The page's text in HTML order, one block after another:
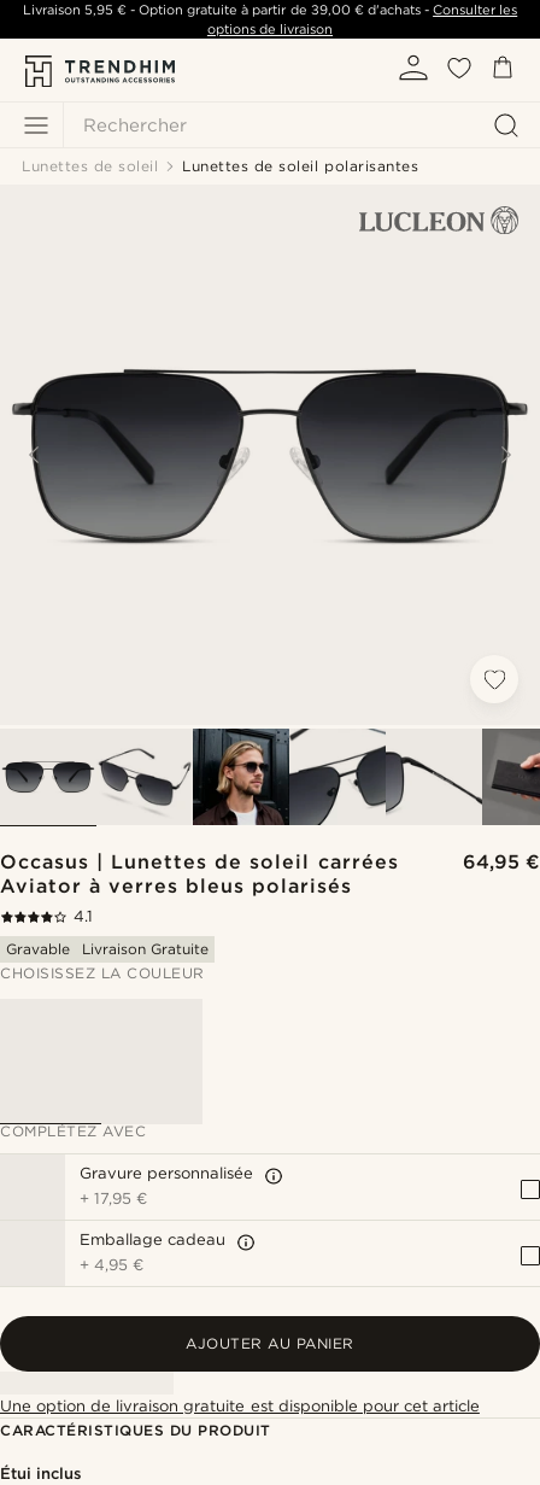
Rechercher
Livraison 5,95 €- Option gratuite à partir de 39,00 €d'achats -Consulter les
options de livraison
Lunettes de soleil Lunettes de soleil polarisantes
Occasus | Lunettes de soleil carrées
Aviator à verres bleus polarisés
64,95 €
4.1
Gravable
Livraison Gratuite
CHOISISSEZ LA COULEUR
COMPLÉTEZ AVEC
Gravure personnalisée
+17,95 €
Emballage cadeau
+4,95 €
AJOUTER AU PANIER
Une option de livraison gratuite est disponible pour cet article
CARACTÉRISTIQUES DU PRODUIT
Étui inclus